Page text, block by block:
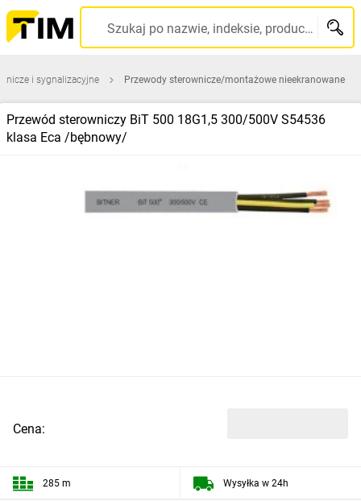
Szukaj po nazwie, indeksie, producencie, kodzie kreskowym...
i sygnalizacyjne Przewody sterownicze/montażowe nieekranowane
Przewód sterowniczy BiT 500 18G1,5 300/500V S54536
klasa Eca /bębnowy/
Cena:
285 m Wysyłka w 24h